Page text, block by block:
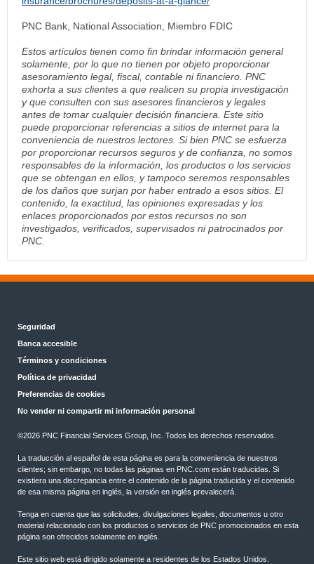
PNC Bank, National Association, Miembro FDIC
Estos artículos tienen como fin brindar información general
solamente, por lo que no tienen por objeto proporcionar
asesoramiento legal, fiscal, contable ni financiero. PNC
exhorta a sus clientes a que realicen su propia investigación
y que consulten con sus asesores financieros y legales
antes de tomar cualquier decisión financiera. Este sitio
puede proporcionar referencias a sitios de internet para la
conveniencia de nuestros lectores. Si bien PNC se esfuerza
por proporcionar recursos seguros y de confianza, no somos
responsables de la información, los productos o los servicios
que se obtengan en ellos, y tampoco seremos responsables
de los daños que surjan por haber entrado a esos sitios. El
contenido, la exactitud, las opiniones expresadas y los
enlaces proporcionados por estos recursos no son
investigados, verificados, supervisados ni patrocinados por
PNC.
Seguridad
Banca accesible
Términos y condiciones
Política de privacidad
Preferencias de cookies
No vender ni compartir mi información personal
©2026 PNC Financial Services Group, Inc. Todos los derechos reservados.
La traducción al español de esta página es para la conveniencia de nuestros
clientes; sin embargo, no todas las páginas en PNC.com están traducidas. Si
existiera una discrepancia entre el contenido de la página traducida y el contenido
de esa misma página en inglés, la versión en inglés prevalecerá.
Tenga en cuenta que las solicitudes, divulgaciones legales, documentos u otro
material relacionado con los productos o servicios de PNC promocionados en esta
página son ofrecidos solamente en inglés.
Este sitio web está dirigido solamente a residentes de los Estados Unidos.